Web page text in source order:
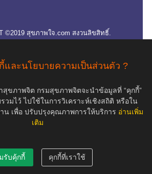
©2019 สุขภาพใจ.com สงวนลิขสิทธิ์.
และนโยบายความเป็นส่วนตัว ?
สุขภาพจิต กรมสุขภาพจิตจะนำข้อมูลที่ “คุกกี้”
วมไว้ ไปใช้ในการวิเคราะห์เชิงสถิติ หรือใน
น เพื่อ ปรับปรุงคุณภาพการให้บริการ อ่านเพิ่ม
เติม
รับคุ้กกี้ คุกกี้ที่เราใช้